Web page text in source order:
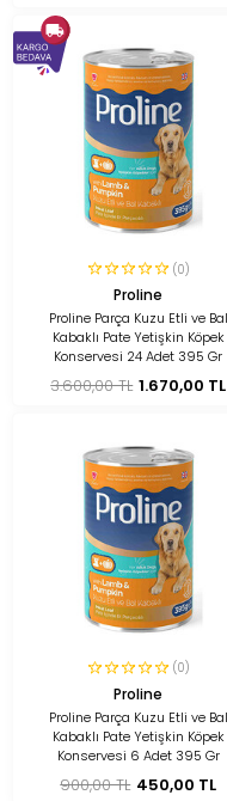
(0)
Proline
Proline Parça Kuzu Etli ve Bal
Kabaklı Pate Yetişkin Köpek
Konservesi 24 Adet 395 Gr
3.600,00 TL 1.670,00 TL
(0)
Proline
Proline Parça Kuzu Etli ve Bal
Kabaklı Pate Yetişkin Köpek
Konservesi 6 Adet 395 Gr
900,00 TL 450,00 TL